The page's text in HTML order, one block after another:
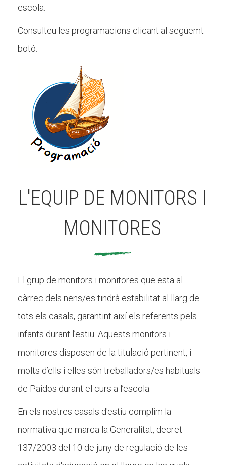
escola.
Consulteu les programacions clicant al següemt
botó:
L'EQUIP DE MONITORS I
MONITORES
El grup de monitors i monitores que esta al
càrrec dels nens/es tindrà estabilitat al llarg de
tots els casals, garantint així els referents pels
infants durant l’estiu. Aquests monitors i
monitores disposen de la titulació pertinent, i
molts d’ells i elles són treballadors/es habituals
de Paidos durant el curs a l’escola.
En els nostres casals d'estiu complim la
normativa que marca la Generalitat, decret
137/2003 del 10 de juny de regulació de les